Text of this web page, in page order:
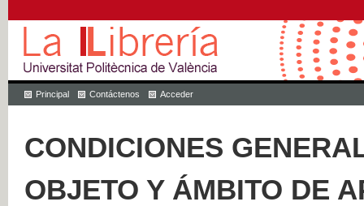
Principal Contáctenos Acceder
CONDICIONES
OBJETO Y ÁMBITO DE